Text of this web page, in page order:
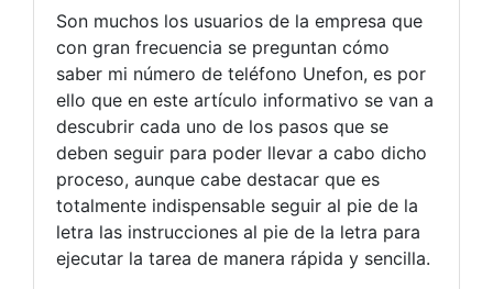
Son muchos los usuarios de la empresa que
con gran frecuencia se preguntan cómo
saber mi número de teléfono Unefon, es por
ello que en este artículo informativo se van a
descubrir cada uno de los pasos que se
deben seguir para poder llevar a cabo dicho
proceso, aunque cabe destacar que es
totalmente indispensable seguir al pie de la
letra las instrucciones al pie de la letra para
ejecutar la tarea de manera rápida y sencilla.